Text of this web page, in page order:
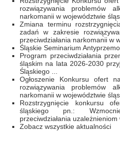
rozwiązywania problemów
narkomanii w województwie
Zmiana terminu
zadań w zakresie
przeciwdziałania narkomanii w
Śląskie Seminarium
Program przeciwdziałania
śląskim na lata 2026-2030
Śląskiego ...
Ogłoszenie Konkursu ofert
rozwiązywania problemów
narkomanii w województwie
Rozstrzygnięcie konkursu
śląskiego pn.:
przeciwdziałania uzależnieniom
Zobacz wszystkie aktualności